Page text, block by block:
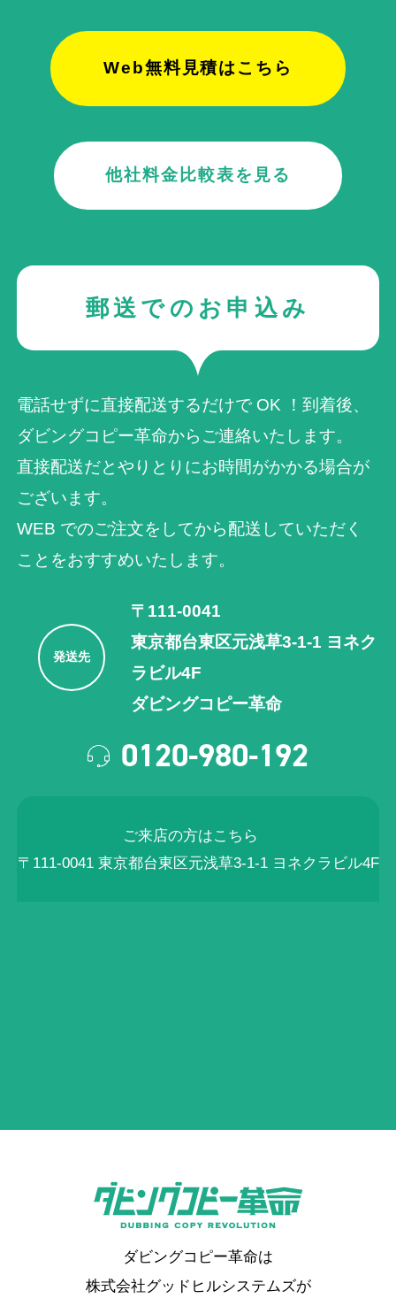
Web無料見積はこちら
他社料金比較表を見る
郵送でのお申込み
電話せずに直接配送するだけで OK ！到着後、
ダビングコピー革命からご連絡いたします。
直接配送だとやりとりにお時間がかかる場合が
ございます。
WEB でのご注⽂をしてから配送していただく
ことをおすすめいたします。
発送先
〒111-0041
東京都台東区元浅草3-1-1 ヨネク
ラビル4F
ダビングコピー革命
0120-980-192
ご来店の方はこちら
〒111-0041 東京都台東区元浅草3-1-1 ヨネクラビル4F
ダビングコピー革命は
株式会社グッドヒルシステムズが